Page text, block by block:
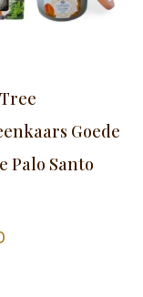
Goede
Palo Santo